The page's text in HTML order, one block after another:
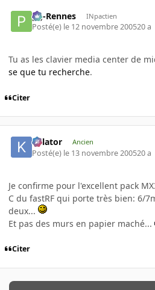
pg-Rennes INpactien
Posté(e) le 12 novembre 200520 a
Tu as les clavier media center de
se que tu recherche.
Citer
Killator Ancien
Posté(e) le 13 novembre 200520 a
Je confirme pour l'excellent pack
C du fastRF qui porte très bien: 6/
deux...
Et pas des murs en papier maché...
Citer